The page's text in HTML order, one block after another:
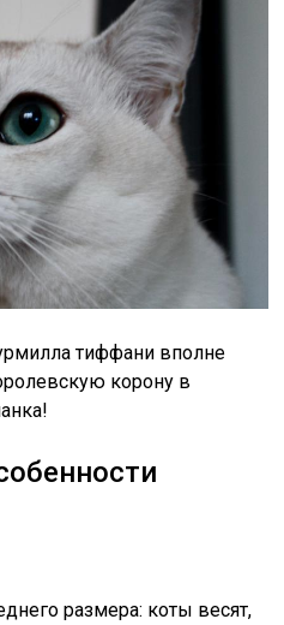
тиффани вполне
корону в
размера: коты весят,